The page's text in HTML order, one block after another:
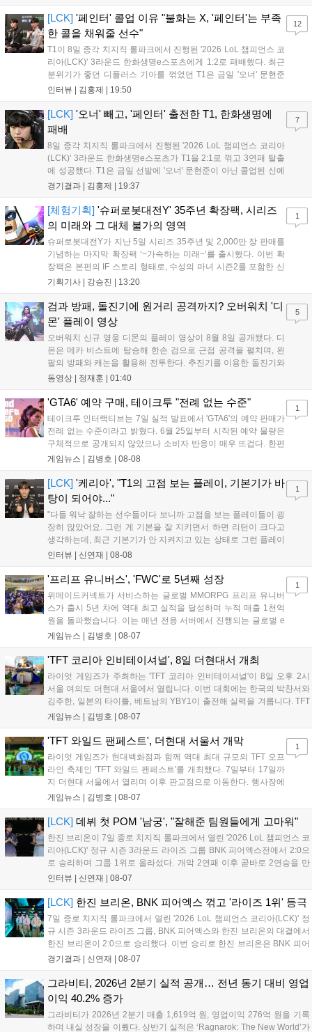
[LCK] '페인터' 콜업 이유 "불화는 X, '페인터'는 부족
한 콜을 채워줄 선수"
T1이 8일 종각 치지직 롤파크에서 진행된 '2026 LoL 챔피언스 코
리아(LCK)' 3라운드 한화생명e스포츠에게 1:2로 패배했다. 최근
분위기가 좋던 디플러스 기아를 꺾었던 T1은 금일 '오너' 문현준
을 빼고 신예 '페인터' 김은후를 투입시키는 강수를 뒀으나 결국
즈' 김수환의 인터뷰 내...
인터뷰 | 김홍제 19:50
12
[LCK] '오너' 빼고, '페인터' 출전한 T1, 한화생명에
패배
8일 종각 치지직 롤파크에서 진행된 '2026 LoL 챔피언스 코리아
(LCK)' 3라운드 한화생명e스포츠가 T1을 2:1로 꺾고 3연패 탈출
에 성공했다. T1은 금일 선발에 '오너' 문현준이 아닌 콜업된 신예
'페인터' 김은후를 투입했지만, 결국 1:2로 패배하고 말았다. T1은
을 빼냈다....
경기결과 | 김홍제 19:37
7
[체험기획] '슈퍼로봇대전Y' 35주년 확장팩, 시리즈
의 미래와 그 대체 불가의 영역
슈퍼로봇대전Y가 지난 5일 시리즈 35주년 및 2,000만 장 판매를
기념하는 마지막 확장팩 ‘~가속하는 미래~’를 출시했다. 이번 확
장팩은 본편의 IF 스토리 형태로, 수성의 마녀 시즌2를 포함한 신
규 참전작과 크로스오버 합체기를 선보이며 작품을 완결 짓는다.
하는 몰입감 있는 서사와 조합을 구현하며 시리즈의 미래를 향한
새로운 가능성을 제시했다....
기획기사 | 강승진 13:20
1
검과 방패, 돌진기에 원거리 공격까지? 오버워치 '디
몬' 플레이 영상
오버워치 신규 영웅 디몬의 플레이 영상이 8월 8일 공개됐다. 디
몬은 메카 비스트에 탑승해 한손 검으로 근접 공격을 펼치며, 왼
팔의 방패와 캐논을 활용해 전투한다. 추진기를 이용한 돌진기와
참격 형태의 궁극기를 보유했고, 메카 파괴 시 맨몸으로 기관총을
산의 영웅들 업데이트를 통해 정식 출시될 예정이다....
동영상 | 정재훈 01:40
5
'GTA6' 예약 구매, 테이크투 "전례 없는 수준"
테이크투 인터랙티브는 7일 실적 발표에서 'GTA6'의 예약 판매가
전례 없는 수준이라고 밝혔다. 6월 25일부터 시작된 예약 물량은
구체적으로 공개되지 않았으나 소비자 반응이 매우 뜨겁다. 한편
11월 19일 PS5와 Xbox 시리즈 X|S로 정식 출시될 예정이며, 록
상 'Grand Theft Auto VI: An Extended Look'을 최초 공개할 계획
이다....
게임뉴스 | 김병호 08-08
1
[LCK] '케리아', "T1의 고점 보는 플레이, 기본기가 바
탕이 되어야..."
"다들 워낙 잘하는 선수들이다 보니까 고점을 보는 플레이들이 굉
장히 많았어요. 그런 게 기본을 잘 지키면서 하면 리턴이 크다고
생각하는데, 최근 기본기가 안 지켜지고 있는 상태로 그런 플레이
를 추구하다 보니까 팀적으로 안 좋은 사고가 계속 많이 났던 것
LoL 챔피언스 코리아(LCK)'...
인터뷰 | 신연재 08-08
1
'프리프 유니버스', 'FWC'로 5년째 성장
위메이드커넥트가 서비스하는 글로벌 MMORPG 프리프 유니버
스가 출시 5년 차에 역대 최고 실적을 달성하며 누적 매출 1천억
원을 돌파했습니다. 이는 매년 전용 서버에서 진행되는 글로벌 e
스포츠 대회 FWC의 영향이 큽니다. FWC는 이용자가 동일한 조
은 전년 대비 매출과 이용자 지표가 대폭 상승하는 성과를 냈습니
다. 오는 10월 필리핀 마닐라에서 총상금 11만 달러 규모의 제4회
FWC 그랜드 파이널이 개최될 예정이며, 위메이드커넥트는 이를
통해 커뮤니티 중심의 장기 성장 모델을 지속할 방침입니다....
게임뉴스 | 김병호 08-07
1
'TFT 코리아 인비테이셔널', 8일 더현대서 개최
라이엇 게임즈가 주최하는 'TFT 코리아 인비테이셔널'이 8일 오후 2시
서울 여의도 더현대 서울에서 열립니다. 이번 대회에는 한국의 박찬서와
김주한, 일본의 타이틀, 베트남의 YBY1이 출전해 실력을 겨룹니다. TFT
는 소속팀 없이 개인 자격으로 참가하는 독특한 대회 구조를 가지며, 누
17일까지 이어지는 이번 행사는 신규 세트 체험과 공연 등 다양한 즐길
거리를 제공하며, 이후 현대백화점 판교점에서도 행사가 이어질 예정입
니다. 연말에는 라스베이거스 오픈이 개최됩니다....
게임뉴스 | 김병호 08-07
'TFT 와일드 팬페스트', 더현대 서울서 개막
라이엇 게임즈가 현대백화점과 함께 역대 최대 규모의 TFT 오프
라인 축제인 'TFT 와일드 팬페스트'를 개최했다. 7일부터 17일까
지 더현대 서울에서 열리며 이후 판교점으로 이동한다. 행사장에
는 체험, 스페셜, 무대 존이 마련됐으며 8일 오후 2시 인비테이셔
연 등 다채로운 일정이 준비되어 있다. 사전 예약은 조기 마감될
만큼 큰 인기를 끌고 있다....
게임뉴스 | 김병호 08-07
1
[LCK] 데뷔 첫 POM '남궁', "잘해준 팀원들에게 고마워"
한진 브리온이 7일 종로 치지직 롤파크에서 열린 '2026 LoL 챔피언스 코
리아(LCK)' 정규 시즌 3라운드 라이즈 그룹 BNK 피어엑스전에서 2:0으
로 승리하며 그룹 1위로 올라섰다. 개막 2연패 이후 곧바로 2연승을 만
들어내면서 이어질 4라운드에 대한 기대감을 올렸다. 다음은 이날 데뷔
인터뷰 | 신연재 08-07
[LCK] 한진 브리온, BNK 피어엑스 꺾고 '라이즈 1위' 등극
7일 종로 치지직 롤파크에서 열린 '2026 LoL 챔피언스 코리아(LCK)' 정
규 시즌 3라운드 라이즈 그룹, BNK 피어엑스와 한진 브리온의 대결에서
한진 브리온이 2:0으로 승리했다. 이번 승리로 한진 브리온은 BNK 피어
엑스를 제치고 라이즈 그룹 1위로 올라섰다. 1세트, 한진 브리온이 '로머'
경기결과 | 신연재 08-07
그라비티, 2026년 2분기 실적 공개… 전년 동기 대비 영업
이익 40.2% 증가
그라비티가 2026년 2분기 매출 1,619억 원, 영업이익 276억 원을 기록
하며 내실 성장을 이뤘다. 상반기 실적은 ‘Ragnarok: The New World’가